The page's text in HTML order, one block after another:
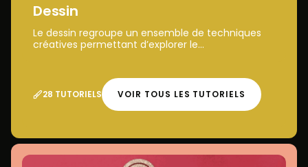
Dessin
Le dessin regroupe un ensemble de techniques
créatives permettant d’explorer le...
28 TUTORIELS VOIR TOUS LES TUTORIELS